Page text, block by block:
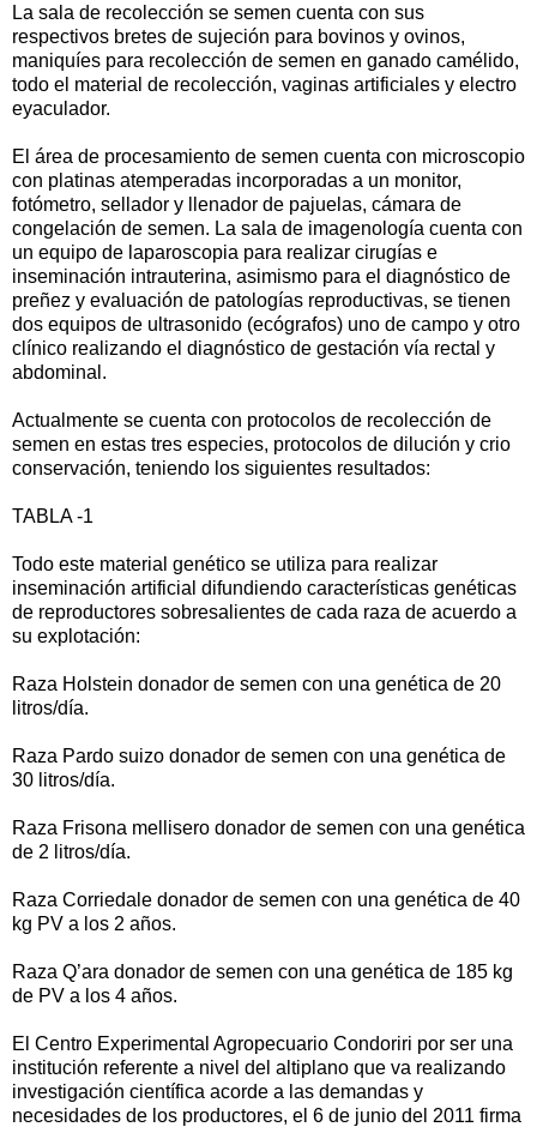
La sala de recolección se semen cuenta con sus
respectivos bretes de sujeción para bovinos y ovinos,
maniquíes para recolección de semen en ganado camélido,
todo el material de recolección, vaginas artificiales y electro
eyaculador.
El área de procesamiento de semen cuenta con microscopio
con platinas atemperadas incorporadas a un monitor,
fotómetro, sellador y llenador de pajuelas, cámara de
congelación de semen. La sala de imagenología cuenta con
un equipo de laparoscopia para realizar cirugías e
inseminación intrauterina, asimismo para el diagnóstico de
preñez y evaluación de patologías reproductivas, se tienen
dos equipos de ultrasonido (ecógrafos) uno de campo y otro
clínico realizando el diagnóstico de gestación vía rectal y
abdominal.
Actualmente se cuenta con protocolos de recolección de
semen en estas tres especies, protocolos de dilución y crio
conservación, teniendo los siguientes resultados:
TABLA -1
Todo este material genético se utiliza para realizar
inseminación artificial difundiendo características genéticas
de reproductores sobresalientes de cada raza de acuerdo a
su explotación:
Raza Holstein donador de semen con una genética de 20
litros/día.
Raza Pardo suizo donador de semen con una genética de
30 litros/día.
Raza Frisona mellisero donador de semen con una genética
de 2 litros/día.
Raza Corriedale donador de semen con una genética de 40
kg PV a los 2 años.
Raza Q’ara donador de semen con una genética de 185 kg
de PV a los 4 años.
El Centro Experimental Agropecuario Condoriri por ser una
institución referente a nivel del altiplano que va realizando
investigación científica acorde a las demandas y
necesidades de los productores, el 6 de junio del 2011 firma